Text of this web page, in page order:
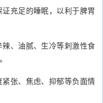
充足的睡眠，以利于脾胃
、油腻、生冷等刺激性食
张、焦虑、抑郁等负面情